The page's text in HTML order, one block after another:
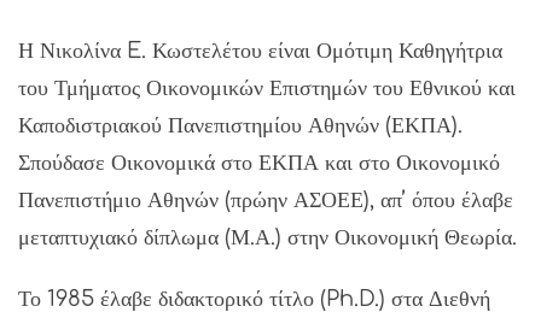
Η Νικολίνα E. Κωστελέτου είναι Ομότιμη Καθηγήτρια
του Τμήματος Οικονομικών Επιστημών του Εθνικού και
Καποδιστριακού Πανεπιστημίου Αθηνών (ΕΚΠΑ).
Σπούδασε Οικονομικά στο ΕΚΠΑ και στο Οικονομικό
Πανεπιστήμιο Αθηνών (πρώην ΑΣΟΕΕ), απ’ όπου έλαβε
μεταπτυχιακό δίπλωμα (Μ.Α.) στην Οικονομική Θεωρία.
Το 1985 έλαβε διδακτορικό τίτλο (Ph.D.) στα Διεθνή